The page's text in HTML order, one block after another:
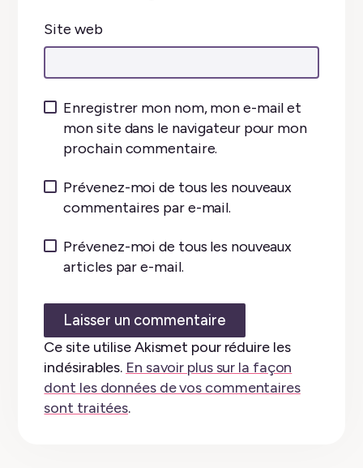
Site web
Enregistrer mon nom, mon e-mail et
mon site dans le navigateur pour mon
prochain commentaire.
Prévenez-moi de tous les nouveaux
commentaires par e-mail.
Prévenez-moi de tous les nouveaux
articles par e-mail.
Ce site utilise Akismet pour réduire les
indésirables. En savoir plus sur la façon
dont les données de vos commentaires
sont traitées.